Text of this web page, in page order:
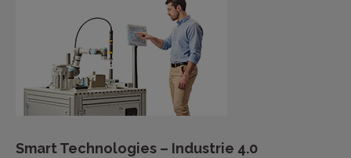
Smart Technologies – Industrie 4.0